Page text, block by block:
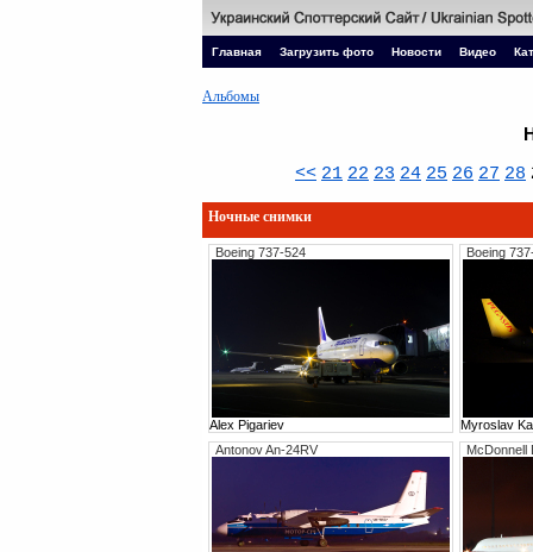
Главная Загрузить фото Новости Видео
Альбомы
<< 21 22 23 24 25 26 27 28
Ночные снимки
Boeing 737-524
Alex Pigariev
Boeing
Myroslav
Antonov An-24RV
McDonnell